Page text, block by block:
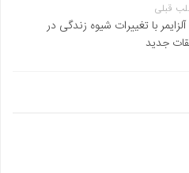
قبلی
با تغییرات شیوه زندگی در
جدید